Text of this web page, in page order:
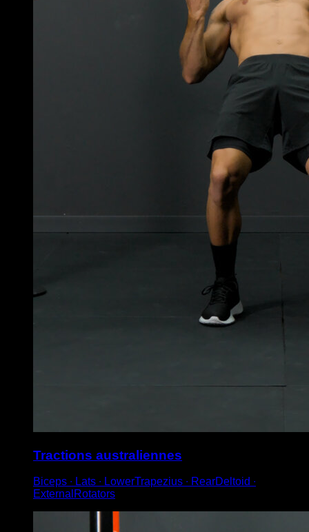
Tractions australiennes
Biceps ∙ Lats ∙ LowerTrapezius ∙ RearDeltoid ∙
ExternalRotators